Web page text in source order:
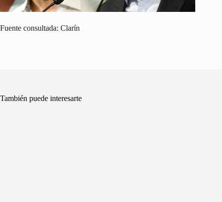
Fuente consultada: Clarín
También puede interesarte